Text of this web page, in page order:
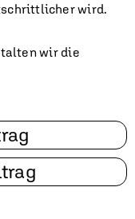
wird.
wir die